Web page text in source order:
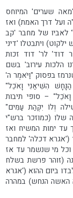
שערים' המיוחס
ועל דרך האמת) ואז
לאביו של מחבר 'קב
ויתבטלו 'דיני
דוד' לר' דוד זכות
הלכות עירוב' בשם
בפסוק "וַיֹּאמֶר ה'
הִשִּׁיאַנִי וָאֹכֵל"
– סופי תיבות
וְלוֹ יִקְּהַת עַמִּים"
שלו (כמוזכר ברש"י
עד ימות המשיח ואז
('אגרא דכלה' למחבר
מי שנשמר עד אז
(זוהר פרשת בשלח
ביום ההוא ('אגרא
האשה הנחש) במהרה